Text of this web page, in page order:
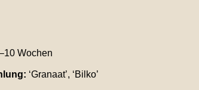
Wochen
‘Granaat’, ‘Bilko’